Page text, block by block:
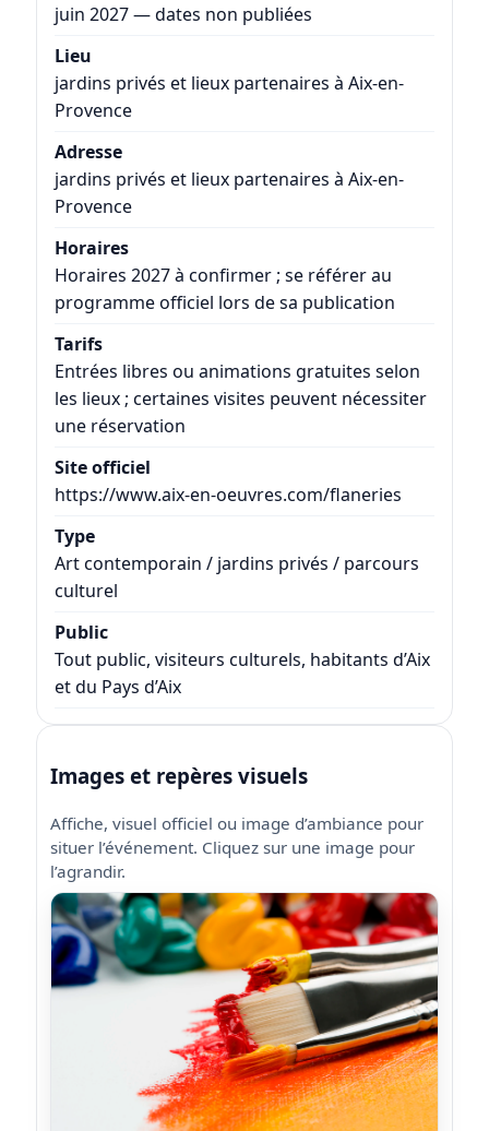
juin 2027 — dates non publiées
Lieu
jardins privés et lieux partenaires à Aix-en-
Provence
Adresse
jardins privés et lieux partenaires à Aix-en-
Provence
Horaires
Horaires 2027 à confirmer ; se référer au
programme officiel lors de sa publication
Tarifs
Entrées libres ou animations gratuites selon
les lieux ; certaines visites peuvent nécessiter
une réservation
Site officiel
https://www.aix-en-oeuvres.com/flaneries
Type
Art contemporain / jardins privés / parcours
culturel
Public
Tout public, visiteurs culturels, habitants d’Aix
et du Pays d’Aix
Images et repères visuels
Affiche, visuel officiel ou image d’ambiance pour
situer l’événement. Cliquez sur une image pour
l’agrandir.